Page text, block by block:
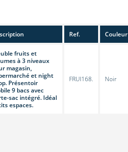
Ref. Couleur
fruits et
à 3 niveaux
magasin,
et night
Présentoir
9 bacs avec
sac intégré. Idéal
espaces.
FRUI168. Noir